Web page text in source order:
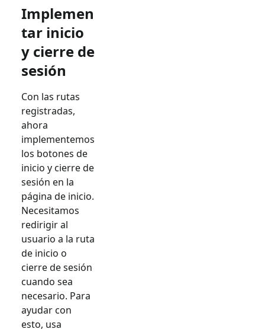
Implemen
tar inicio
y cierre de
sesión
Con las rutas
registradas,
ahora
implementemos
los botones de
inicio y cierre de
sesión en la
página de inicio.
Necesitamos
redirigir al
usuario a la ruta
de inicio o
cierre de sesión
cuando sea
necesario. Para
ayudar con
esto, usa